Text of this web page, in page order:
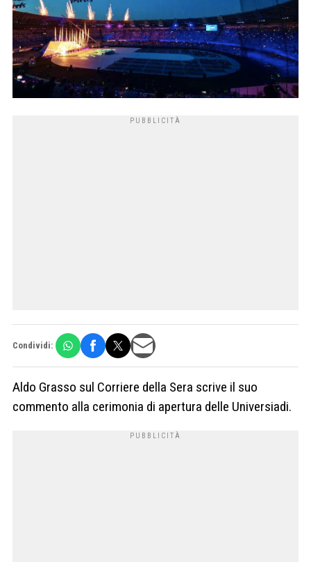
Condividi:
Aldo Grasso sul Corriere della Sera scrive il suo
commento alla cerimonia di apertura delle Universiadi.